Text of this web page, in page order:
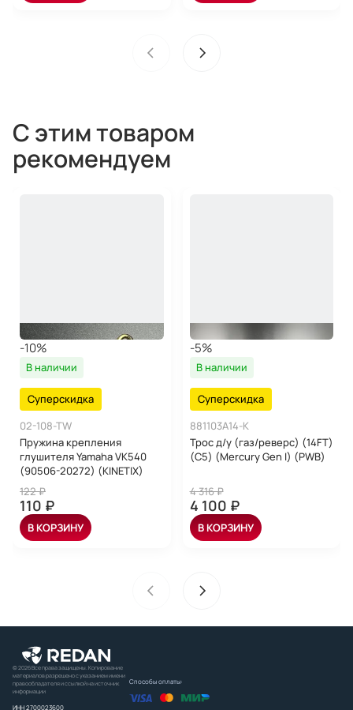
С этим товаром
рекомендуем
-10%
В наличии
Суперскидка
02-108-TW
Пружина крепления
глушителя Yamaha VK540
(90506-20272) (KINETIX)
122 ₽
110 ₽
В КОРЗИНУ
-5%
В наличии
Суперскидка
881103A14-K
Трос д/у (газ/реверс) (14FT)
(C5) (Mercury Gen I) (PWB)
4 316 ₽
4 100 ₽
В КОРЗИНУ
© 2026 Все права защищены. Копирование
материалов разрешено с указанием имени
правообладателя и ссылкой на источник
информации
ИНН 2700023600
Способы оплаты: